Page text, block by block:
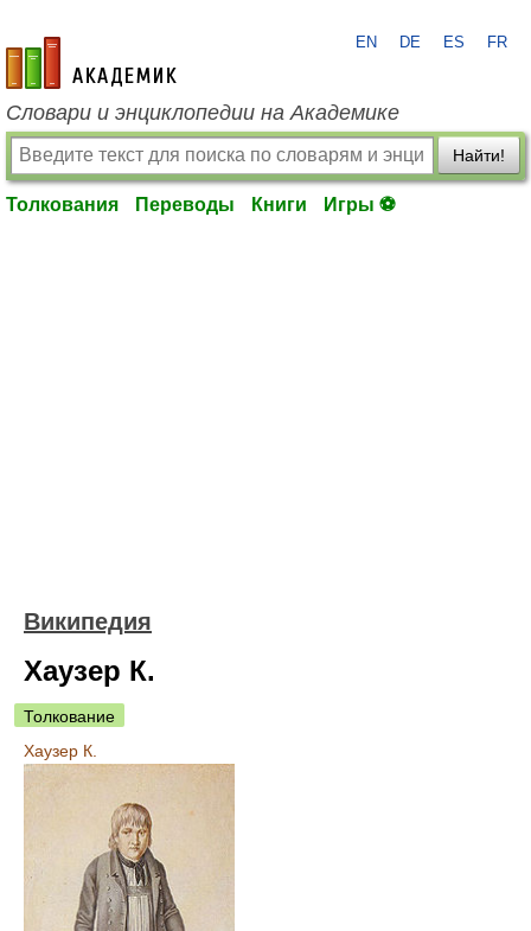
academic.ru
EN DE ES FR
Словари и энциклопедии на Академике
Найти!
Толкования Переводы Книги Игры ⚽
Википедия
Хаузер К.
Толкование
Хаузер К.